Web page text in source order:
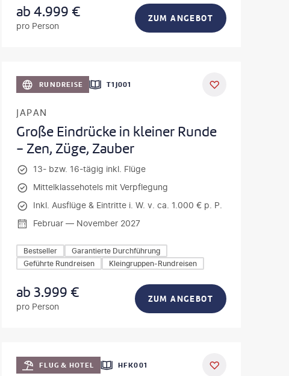
ab4.999 €
pro Person
ZUM ANGEBOT
RUNDREISE T1J001
JAPAN
Große Eindrücke in kleiner Runde
- Zen, Züge, Zauber
13- bzw. 16-tägig inkl. Flüge
Mittelklassehotels mit Verpflegung
Inkl. Ausflüge & Eintritte i. W. v. ca. 1.000 € p. P.
Februar — November 2027
Bestseller
Garantierte Durchführung
Geführte Rundreisen
Kleingruppen-Rundreisen
ab3.999 €
pro Person
ZUM ANGEBOT
DEAL
FLUG & HOTEL HFK001